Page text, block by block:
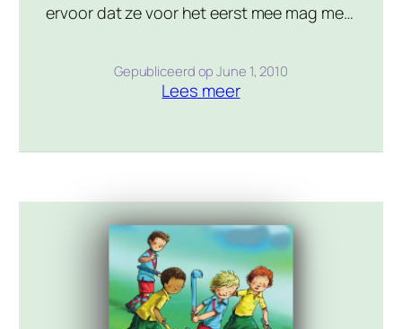
ervoor dat ze voor het eerst mee mag met
belangrijke interland in en tegen
Engeland. Dat het niet eenvoudig is om
teamgenoten Zahra links laten liggen. Als
door een tegenvaller waarvan […]
Gepubliceerd opJune 1, 2010
Lees meer